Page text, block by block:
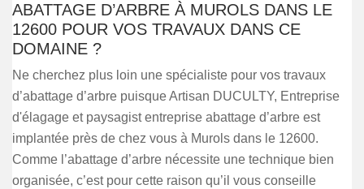
ABATTAGE D’ARBRE À MUROLS DANS LE
12600 POUR VOS TRAVAUX DANS CE
DOMAINE ?
Ne cherchez plus loin une spécialiste pour vos travaux
d’abattage d’arbre puisque Artisan DUCULTY, Entreprise
d'élagage et paysagist entreprise abattage d’arbre est
implantée près de chez vous à Murols dans le 12600.
Comme l’abattage d’arbre nécessite une technique bien
organisée, c’est pour cette raison qu’il vous conseille